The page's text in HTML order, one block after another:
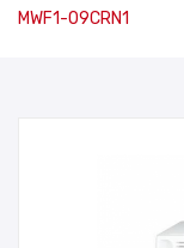
MWF1-09CRN1